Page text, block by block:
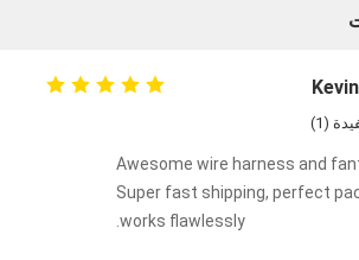
(1)
Awesome wire harness and
Super fast shipping, perfect
works flawlessly.